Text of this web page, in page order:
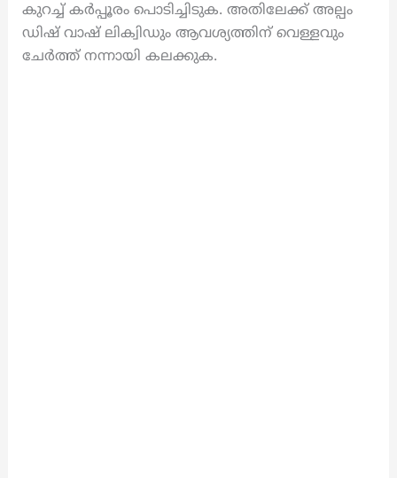
കുറച്ച് കർപ്പൂരം പൊടിച്ചിടുക. അതിലേക്ക് അല്പം
ഡിഷ് വാഷ് ലിക്വിഡും ആവശ്യത്തിന് വെള്ളവും
ചേർത്ത് നന്നായി കലക്കുക.